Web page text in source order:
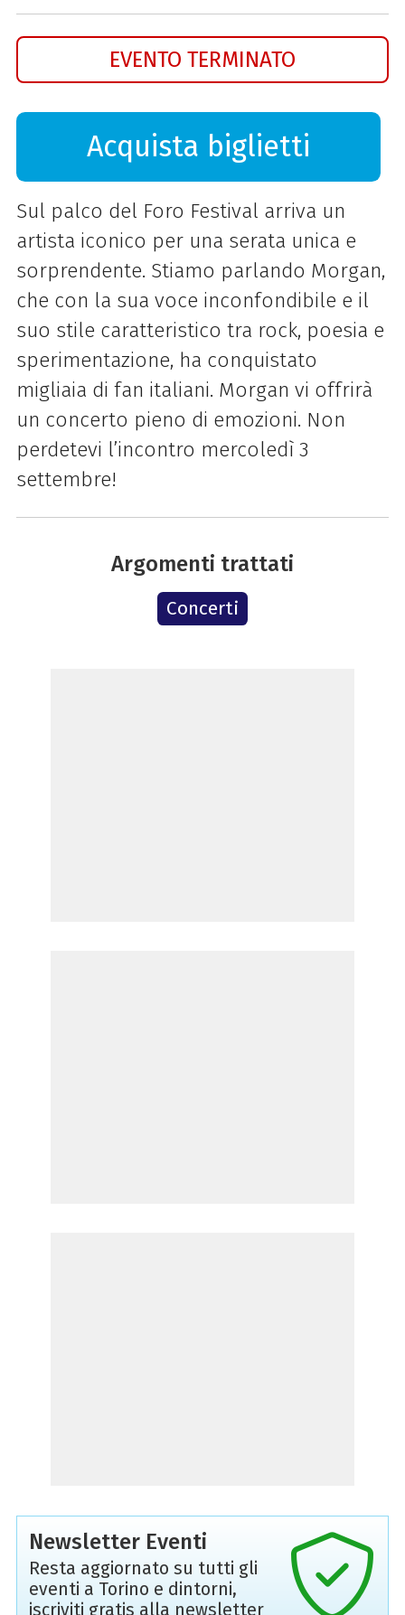
EVENTO TERMINATO
Acquista biglietti
Sul palco del Foro Festival arriva un
artista iconico per una serata unica e
sorprendente. Stiamo parlando Morgan,
che con la sua voce inconfondibile e il
suo stile caratteristico tra rock, poesia e
sperimentazione, ha conquistato
migliaia di fan italiani. Morgan vi offrirà
un concerto pieno di emozioni. Non
perdetevi l’incontro mercoledì 3
settembre!
Argomenti trattati
Concerti
Newsletter Eventi
Resta aggiornato su tutti gli
eventi a Torino e dintorni,
iscriviti gratis alla newsletter